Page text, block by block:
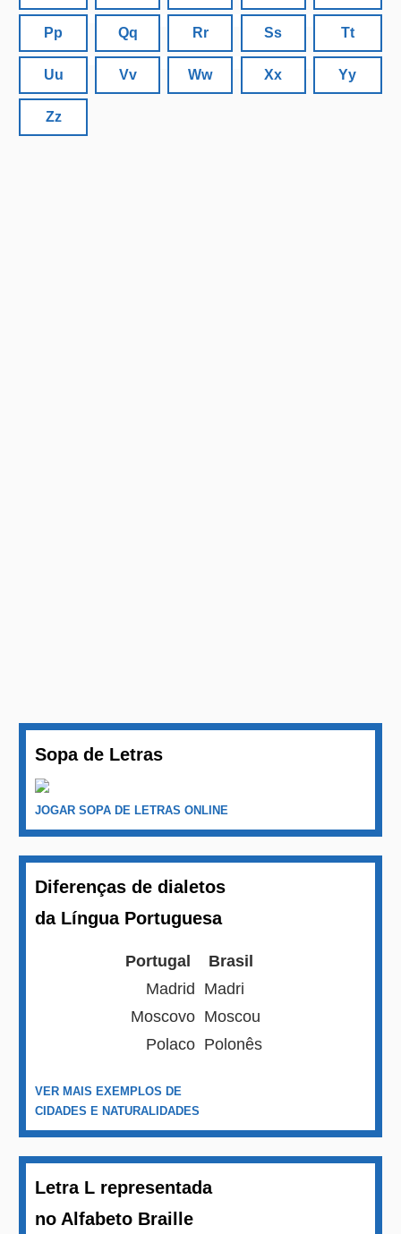
Pp Qq Rr Ss Tt
Uu Vv Ww Xx Yy
Zz
Sopa de Letras
JOGAR SOPA DE LETRAS ONLINE
Diferenças de dialetos
da Língua Portuguesa
Portugal
Brasil
Madrid
Madri
Moscovo Moscou
Polaco Polonês
VER MAIS EXEMPLOS DE
CIDADES E NATURALIDADES
Letra L representada
no Alfabeto Braille